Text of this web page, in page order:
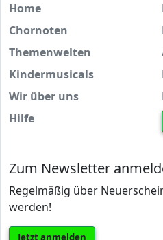
Home
Chornoten
Themenwelten
Kindermusicals
Wir über uns
Hilfe
Zum Newsletter
Regelmäßig über
werden!